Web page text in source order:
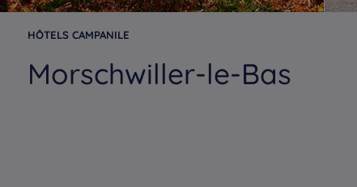
HÔTELS CAMPANILE
Morschwiller-le-Bas